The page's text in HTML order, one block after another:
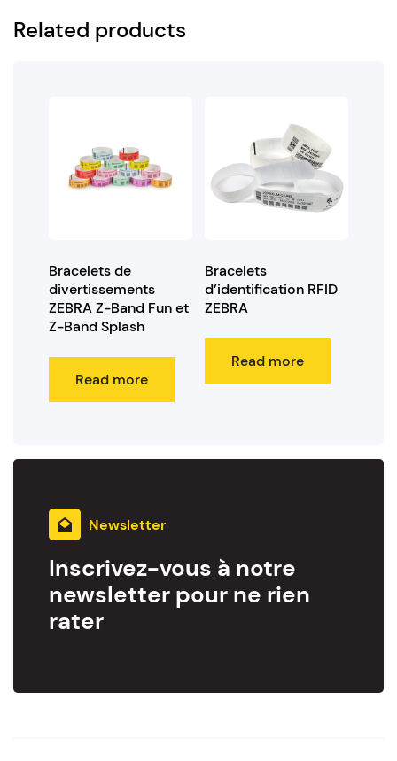
Related products
Bracelets de
divertissements
ZEBRA Z-Band Fun et
Z-Band Splash
Read more
Bracelets
d’identification RFID
ZEBRA
Read more
Newsletter
Inscrivez-vous à notre
newsletter pour ne rien
rater